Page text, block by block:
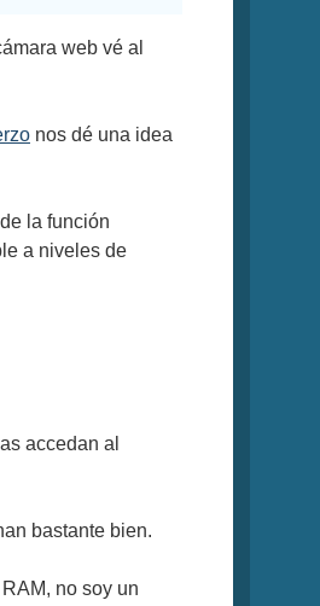
web vé al
nos dé una idea
la función
a niveles de
accedan al
bastante bien.
no soy un